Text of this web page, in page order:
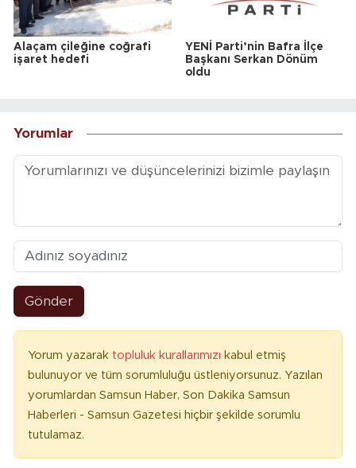
Alaçam çileğine coğrafi
işaret hedefi
YENİ Parti’nin Bafra İlçe
Başkanı Serkan Dönüm
oldu
Yorumlar
Gönder
Yorum yazarak topluluk kurallarımızı kabul etmiş
bulunuyor ve tüm sorumluluğu üstleniyorsunuz. Yazılan
yorumlardan Samsun Haber, Son Dakika Samsun
Haberleri - Samsun Gazetesi hiçbir şekilde sorumlu
tutulamaz.